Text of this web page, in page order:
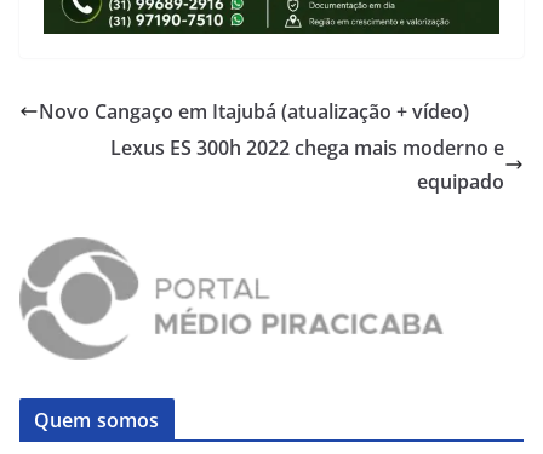
Novo Cangaço em Itajubá (atualização + vídeo)
Lexus ES 300h 2022 chega mais moderno e
equipado
Quem somos